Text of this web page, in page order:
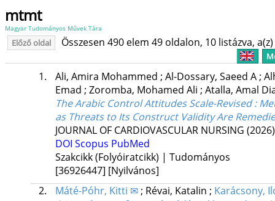
mtmt
Magyar Tudományos Művek Tára
Előző oldal Összesen 490 elem 49 oldalon, 10 listázva,
1. Ali, Amira Mohammed ; Al-Dossary, Saeed A;
Emad ; Zoromba, Mohamed Ali ; Atalla, Amal
The Arabic Control Attitudes Scale-Revised :
as Threats to Its Construct Validity Are
JOURNAL OF CARDIOVASCULAR NURSING (2026)
DOI Scopus PubMed
Szakcikk (Folyóiratcikk) | Tudományos
[36926447] [Nyilvános]
2.
Máté-Póhr, Kitti ✉; Révai, Katalin ; Karácsony,